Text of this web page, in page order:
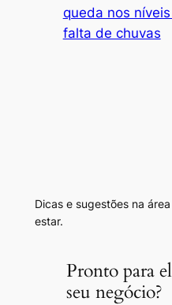
queda nos
falta de chuvas
Dicas e sugestões na
estar.
Pronto para
seu negócio?